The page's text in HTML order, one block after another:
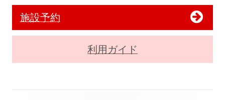
施設予約
利用ガイド